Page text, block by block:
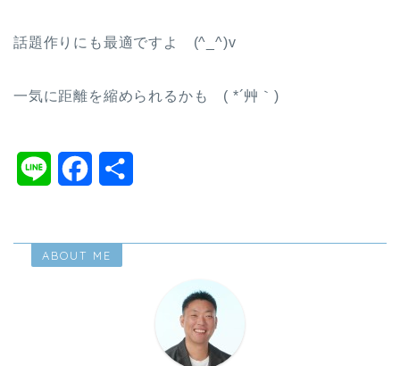
話題作りにも最適ですよ (^_^)v
一気に距離を縮められるかも ( *´艸｀)
e e
ABOUT ME